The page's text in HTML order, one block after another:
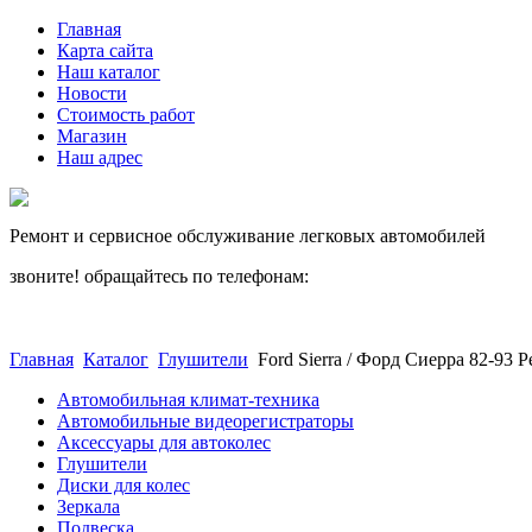
Главная
Карта сайта
Наш каталог
Новости
Стоимость работ
Магазин
Наш адрес
Ремонт и сервисное обслуживание легковых автомобилей
звоните! обращайтесь по телефонам:
Главная Каталог Глушители Ford Sierra / Форд Сиерра 82-93
Автомобильная климат-техника
Автомобильные видеорегистраторы
Аксессуары для автоколес
Глушители
Диски для колес
Зеркала
Подвеска